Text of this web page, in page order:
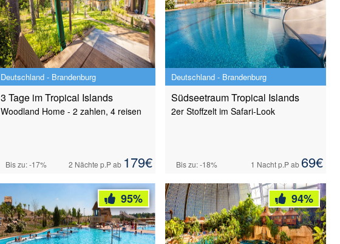
Deutschland - Brandenburg
3 Tage im Tropical Islands
Woodland Home - 2 zahlen, 4 reisen
Bis zu: -17% 2 Nächte p.P ab 179€
Deutschland - Brandenburg
Südseetraum Tropical Islands
2er Stoffzelt im Safari-Look
Bis zu: -18% 1 Nachtp.P ab 69€
95% 94%